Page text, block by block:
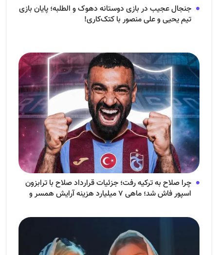
جنجال عجیب در بازی دوستانه دهوک و الطلبه؛ پایان بازی
تیم یحیی و علی منصور با کتک‌کاری!
چرا صلاح به ترکیه رفت؛ جزئیات قرارداد صلاح با ترابزون
اسپور فاش شد؛ ماهی ۷ میلیارد هزینه آرایش همسر و